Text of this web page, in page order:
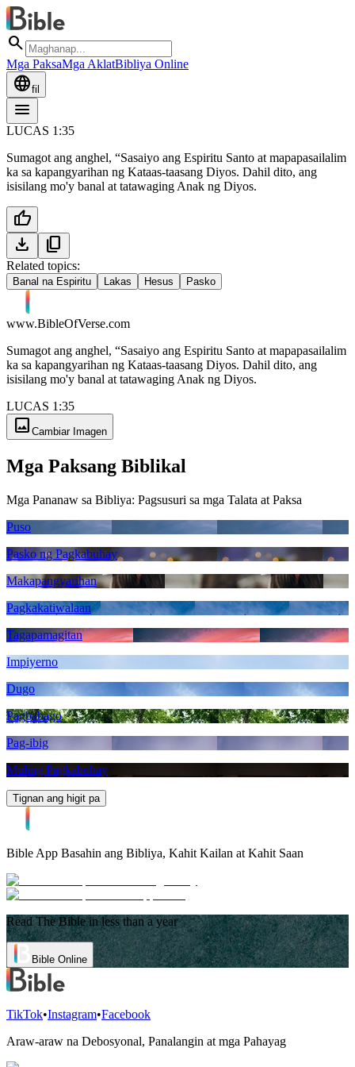
search
Mga PaksaMga AklatBibliya Online
languagefil
menu
LUCAS 1:35
Sumagot ang anghel, “Sasaiyo ang Espiritu Santo at mapapasailalim
ka sa kapangyarihan ng Kataas-taasang Diyos. Dahil dito, ang
isisilang mo'y banal at tatawaging Anak ng Diyos.
thumb_up
download
content_copy
Related topics:
Banal na Espiritu Lakas Hesus Pasko
www.BibleOfVerse.com
Sumagot ang anghel, “Sasaiyo ang Espiritu Santo at mapapasailalim
ka sa kapangyarihan ng Kataas-taasang Diyos. Dahil dito, ang
isisilang mo'y banal at tatawaging Anak ng Diyos.
LUCAS 1:35
image Cambiar Imagen
Mga Paksang Biblikal
Mga Pananaw sa Bibliya: Pagsusuri sa mga Talata at Paksa
Puso
Pasko ng Pagkabuhay
Makapangyarihan
Pagkakatiwalaan
Tagapamagitan
Impiyerno
Dugo
Pagbabago
Pag-ibig
Muling Pagkabuhay
Tignan ang higit pa
Bible App Basahin ang Bibliya, Kahit Kailan at Kahit Saan
Read The Bible in less than a year
Bible Online
TikTok•Instagram•Facebook
Araw-araw na Debosyonal, Panalangin at mga Pahayag